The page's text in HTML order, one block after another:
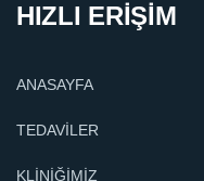
HIZLI ERİŞİM
ANASAYFA
TEDAVİLER
KLİNİĞİMİZ